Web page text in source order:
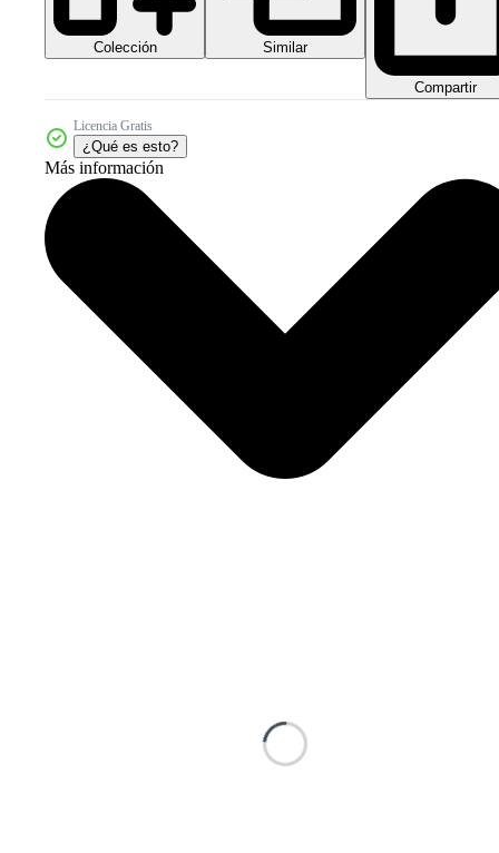
Colección Similar
Compartir
Licencia Gratis
¿Qué es esto?
Más información